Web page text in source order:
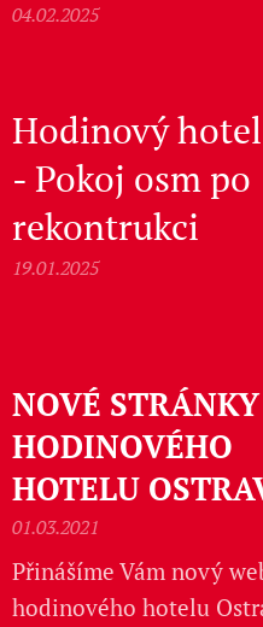
04.02.2025
Hodinový
- Pokoj osm po
rekontrukci
19.01.2025
NOVÉ STRÁNKY
HODINOVÉHO
HOTELU
01.03.2021
Přinášíme Vám nový
hodinového hotelu